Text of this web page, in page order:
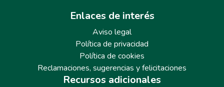
Enlaces de interés
Aviso legal
Política de privacidad
Política de cookies
Reclamaciones, sugerencias y felicitaciones
Recursos adicionales